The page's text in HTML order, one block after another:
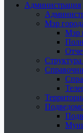
Администрация
Мэр
Мэр